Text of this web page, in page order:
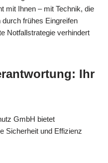
mit Ihnen – mit Technik, die
frühes Eingreifen
Notfallstrategie verhindert
Ihr
GmbH bietet
Sicherheit und Effizienz